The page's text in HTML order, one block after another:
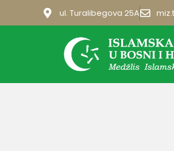
ul. Turalibegova 25A